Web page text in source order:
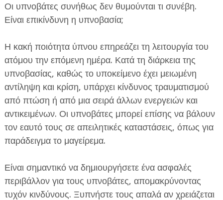
Οι υπνοβάτες συνήθως δεν θυμούνται τι συνέβη.
Είναι επικίνδυνη η υπνοβασία;
Η κακή ποιότητα ύπνου επηρεάζει τη λειτουργία του
ατόμου την επόμενη ημέρα. Κατά τη διάρκεια της
υπνοβασίας, καθώς το υποκείμενο έχει μειωμένη
αντίληψη και κρίση, υπάρχει κίνδυνος τραυματισμού
από πτώση ή από μια σειρά άλλων ενεργειών και
αντικειμένων. Οι υπνοβάτες μπορεί επίσης να βάλουν
τον εαυτό τους σε απειλητικές καταστάσεις, όπως για
παράδειγμα το μαγείρεμα.
Είναι σημαντικό να δημιουργήσετε ένα ασφαλές
περιβάλλον για τους υπνοβάτες, απομακρύνοντας
τυχόν κινδύνους. Ξυπνήστε τους απαλά αν χρειάζεται